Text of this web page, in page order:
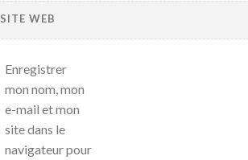
SITE WEB
Enregistrer
mon nom, mon
e-mail et mon
site dans le
navigateur pour